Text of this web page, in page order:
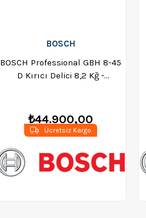
BOSCH
BOSCH Professional GBH 8-45
D Kırıcı Delici 8,2 Kğ -
₺44.900,00
Ücretsiz Kargo